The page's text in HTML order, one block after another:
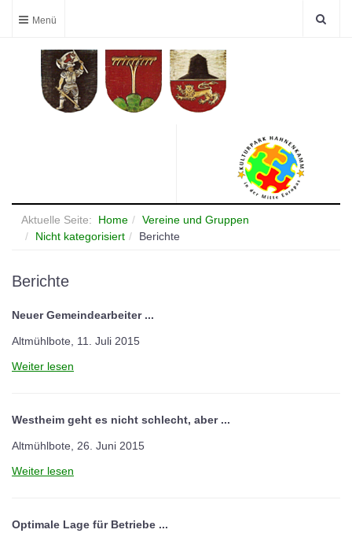
Aktuelle Seite: Home
Vereine und Gruppen
Nicht kategorisiert
Berichte
Berichte
Neuer Gemeindearbeiter ...
Altmühlbote, 11. Juli 2015
Weiter lesen
Westheim geht es nicht schlecht, aber ...
Altmühlbote, 26. Juni 2015
Weiter lesen
Optimale Lage für Betriebe ...